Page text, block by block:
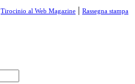
Tirocinio al Web Magazine | Rassegna stampa